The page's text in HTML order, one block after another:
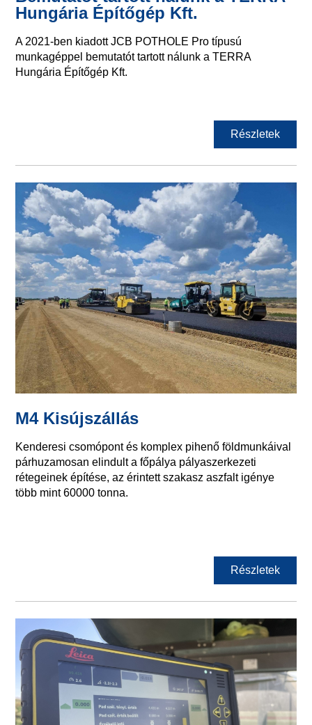
Hungária Építőgép Kft.
A 2021-ben kiadott JCB POTHOLE Pro típusú
munkagéppel bemutatót tartott nálunk a TERRA
Hungária Építőgép Kft.
Részletek
M4 Kisújszállás
Kenderesi csomópont és komplex pihenő földmunkáival
párhuzamosan elindult a főpálya pályaszerkezeti
rétegeinek építése, az érintett szakasz aszfalt igénye
több mint 60000 tonna.
Részletek